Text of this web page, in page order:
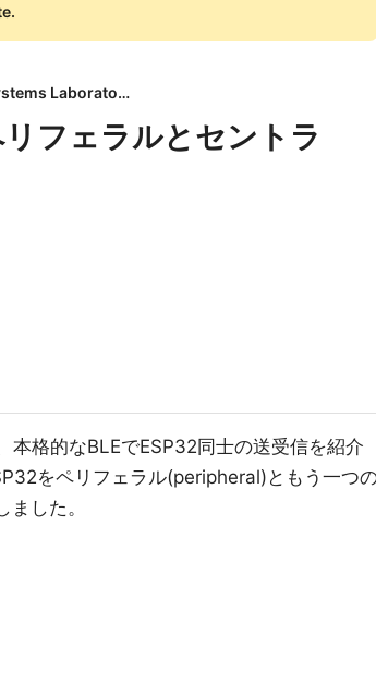
Cloud and Distributed Systems Laboratory
フェラルとセントラ
本格的なBLEでESP32同士の送受信を紹介
をペリフェラル(peripheral)ともう一つ
した。